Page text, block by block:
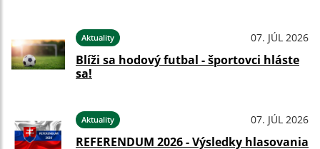
Aktuality 07. JÚL 2026
Blíži sa hodový futbal - športovci hláste
sa!
Aktuality 07. JÚL 2026
REFERENDUM 2026 - Výsledky hlasovania